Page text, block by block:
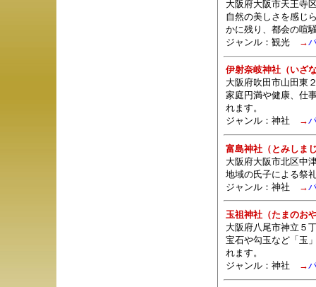
大阪府大阪市天王寺
自然の美しさを感じ
かに残り、都会の喧
ジャンル：観光→
伊射奈岐神社（いざ
大阪府吹田市山田東
家庭円満や健康、仕
れます。
ジャンル： 神社 →
富島神社（とみしま
大阪府大阪市北区中
地域の氏子による祭
ジャンル： 神社 →
玉祖神社（たまのお
大阪府八尾市神立５
宝石や勾玉など「玉
れます。
ジャンル： 神社 →